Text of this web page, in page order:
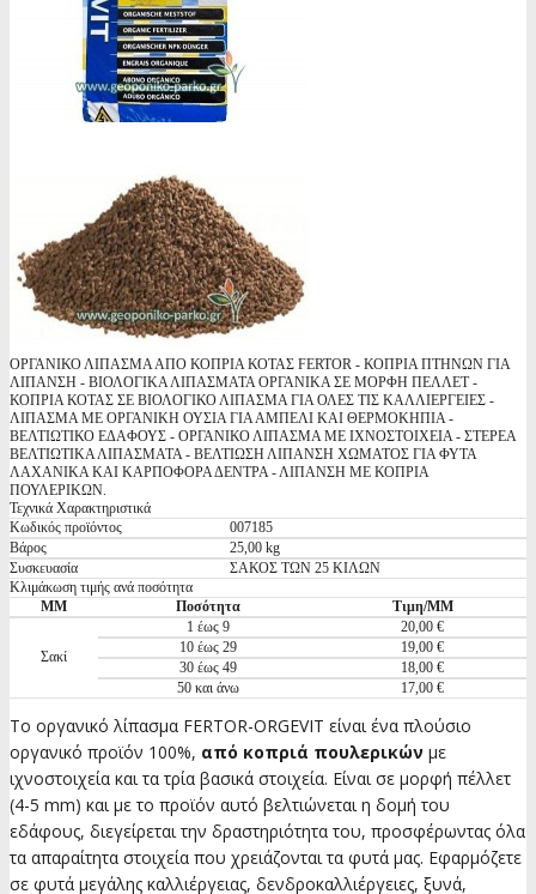
ΟΡΓΑΝΙΚΟ ΛΙΠΑΣΜΑ ΑΠΟ ΚΟΠΡΙΑ ΚΟΤΑΣ FERTOR - ΚΟΠΡΙΑ ΠΤΗΝΩΝ ΓΙΑ
ΛΙΠΑΝΣΗ - ΒΙΟΛΟΓΙΚΑ ΛΙΠΑΣΜΑΤΑ ΟΡΓΑΝΙΚΑ ΣΕ ΜΟΡΦΗ ΠΕΛΛΕΤ -
ΚΟΠΡΙΑ ΚΟΤΑΣ ΣΕ ΒΙΟΛΟΓΙΚΟ ΛΙΠΑΣΜΑ ΓΙΑ ΟΛΕΣ ΤΙΣ ΚΑΛΛΙΕΡΓΕΙΕΣ -
ΛΙΠΑΣΜΑ ΜΕ ΟΡΓΑΝΙΚΗ ΟΥΣΙΑ ΓΙΑ ΑΜΠΕΛΙ ΚΑΙ ΘΕΡΜΟΚΗΠΙΑ -
ΒΕΛΤΙΩΤΙΚΟ ΕΔΑΦΟΥΣ - ΟΡΓΑΝΙΚΟ ΛΙΠΑΣΜΑ ΜΕ ΙΧΝΟΣΤΟΙΧΕΙΑ - ΣΤΕΡΕΑ
ΒΕΛΤΙΩΤΙΚΑ ΛΙΠΑΣΜΑΤΑ - ΒΕΛΤΙΩΣΗ ΛΙΠΑΝΣΗ ΧΩΜΑΤΟΣ ΓΙΑ ΦΥΤΑ
ΛΑΧΑΝΙΚΑ ΚΑΙ ΚΑΡΠΟΦΟΡΑ ΔΕΝΤΡΑ - ΛΙΠΑΝΣΗ ΜΕ ΚΟΠΡΙΑ
ΠΟΥΛΕΡΙΚΩΝ.
Τεχνικά Χαρακτηριστικά
Κωδικός προϊόντος
007185
Βάρος
25,00 kg
Συσκευασία
ΣΑΚΟΣ ΤΩΝ 25 ΚΙΛΩΝ
Κλιμάκωση τιμής ανά ποσότητα
ΜΜ
Ποσότητα Τιμη/ΜΜ
Σακί
1 έως 9
20,00 €
10 έως 29
19,00 €
30 έως 49
18,00 €
50 και άνω
17,00 €
Το οργανικό λίπασμα FERTOR-ORGEVIT είναι ένα πλούσιο
οργανικό προϊόν 100%, από κοπριά πουλερικών με
ιχνοστοιχεία και τα τρία βασικά στοιχεία. Είναι σε μορφή πέλλετ
(4-5 mm) και με το προϊόν αυτό βελτιώνεται η δομή του
εδάφους, διεγείρεται την δραστηριότητα του, προσφέρωντας όλα
τα απαραίτητα στοιχεία που χρειάζονται τα φυτά μας. Εφαρμόζετε
σε φυτά μεγάλης καλλιέργειας, δενδροκαλλιέργειες, ξυνά,